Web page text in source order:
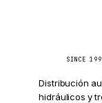
KOBELCO
KONECRANES
SINCE
Distribución
hidráulicos y